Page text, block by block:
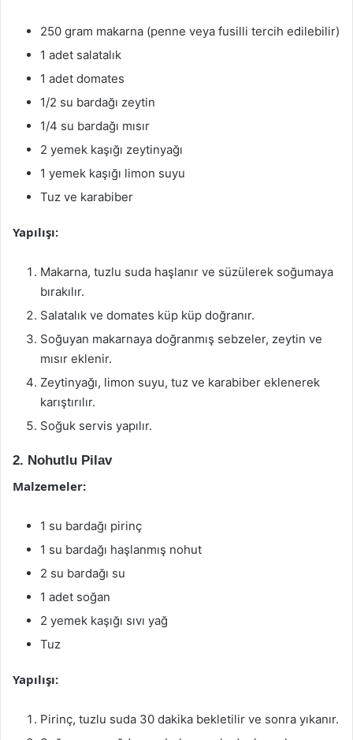
250 gram makarna (penne veya fusilli tercih edilebilir)
1 adet salatalık
1 adet domates
1/2 su bardağı zeytin
1/4 su bardağı mısır
2 yemek kaşığı zeytinyağı
1 yemek kaşığı limon suyu
Tuz ve karabiber
Yapılışı:
Makarna, tuzlu suda haşlanır ve süzülerek soğumaya
bırakılır.
Salatalık ve domates küp küp doğranır.
Soğuyan makarnaya doğranmış sebzeler, zeytin ve
mısır eklenir.
Zeytinyağı, limon suyu, tuz ve karabiber eklenerek
karıştırılır.
Soğuk servis yapılır.
2. Nohutlu Pilav
Malzemeler:
1 su bardağı pirinç
1 su bardağı haşlanmış nohut
2 su bardağı su
1 adet soğan
2 yemek kaşığı sıvı yağ
Tuz
Yapılışı:
Pirinç, tuzlu suda 30 dakika bekletilir ve sonra yıkanır.